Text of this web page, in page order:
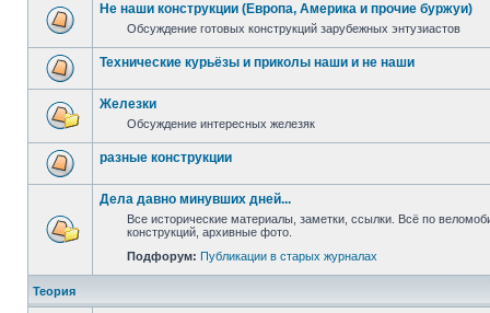
Не наши конструкции (Европа, Америка и прочие буржуи)
Обсуждение готовых конструкций зарубежных энтузиастов
Технические курьёзы и приколы наши и не наши
Железки
Обсуждение интересных железяк
разные конструкции
Дела давно минувших дней...
Все исторические материалы, заметки, ссылки. Всё по
конструкций, архивные фото.
Подфорум: Публикации в старых журналах
Теория